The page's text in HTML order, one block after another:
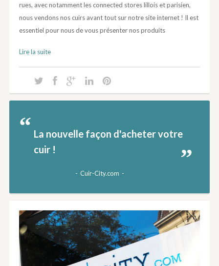
rues, avec notamment les connected stores lillois et parisien,
nous vendons nos cuirs avant tout sur notre site internet ! Il est
essentiel pour nous de vous présenter nos produits
Lire la suite
La nouvelle façon d'acheter votre
cuir !
Cuir-City.com